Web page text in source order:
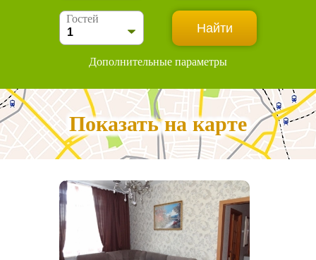
Гостей
Дополнительные параметры
Показать на карте